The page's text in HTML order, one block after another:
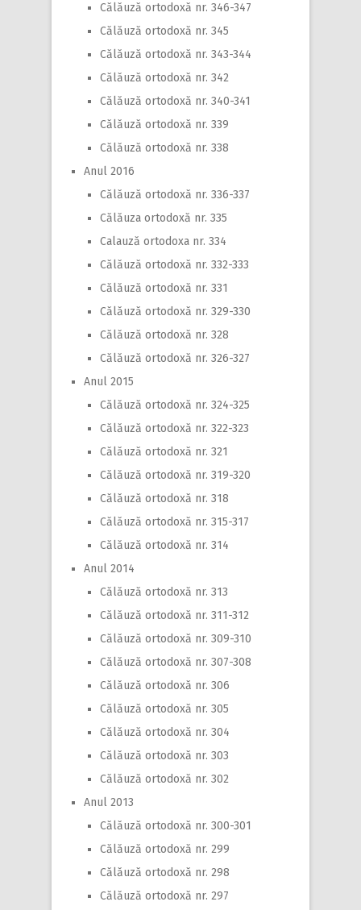
Călăuză ortodoxă nr. 346-347
Călăuză ortodoxă nr. 345
Călăuză ortodoxă nr. 343-344
Călăuză ortodoxă nr. 342
Călăuză ortodoxă nr. 340-341
Călăuză ortodoxă nr. 339
Călăuză ortodoxă nr. 338
Anul 2016
Călăuză ortodoxă nr. 336-337
Călăuza ortodoxă nr. 335
Calauză ortodoxa nr. 334
Călăuză ortodoxă nr. 332-333
Călăuză ortodoxă nr. 331
Călăuză ortodoxă nr. 329-330
Călăuză ortodoxă nr. 328
Călăuză ortodoxă nr. 326-327
Anul 2015
Călăuză ortodoxă nr. 324-325
Călăuză ortodoxă nr. 322-323
Călăuză ortodoxă nr. 321
Călăuză ortodoxă nr. 319-320
Călăuză ortodoxă nr. 318
Călăuză ortodoxă nr. 315-317
Călăuză ortodoxă nr. 314
Anul 2014
Călăuză ortodoxă nr. 313
Călăuză ortodoxă nr. 311-312
Călăuză ortodoxă nr. 309-310
Călăuză ortodoxă nr. 307-308
Călăuză ortodoxă nr. 306
Călăuză ortodoxă nr. 305
Călăuză ortodoxă nr. 304
Călăuză ortodoxă nr. 303
Călăuză ortodoxă nr. 302
Anul 2013
Călăuză ortodoxă nr. 300-301
Călăuză ortodoxă nr. 299
Călăuză ortodoxă nr. 298
Călăuză ortodoxă nr. 297